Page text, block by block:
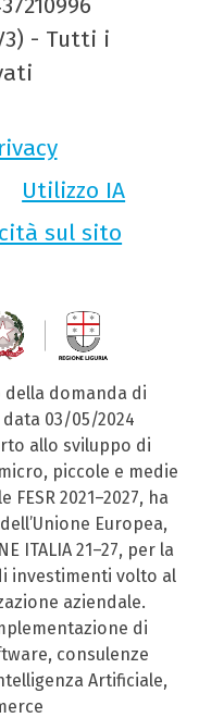
- Tutti i
Utilizzo IA
sul sito
della domanda di
03/05/2024
allo sviluppo di
piccole e medie
2021–2027, ha
Europea,
ITALIA 21–27, per la
investimenti volto al
aziendale.
di
consulenze
Artificiale,